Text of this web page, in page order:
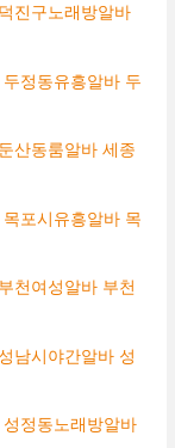
진구노래방알바
정동유흥알바 두
산동룸알바 세종
포시유흥알바 목
천여성알바 부천
남시야간알바 성
정동노래방알바